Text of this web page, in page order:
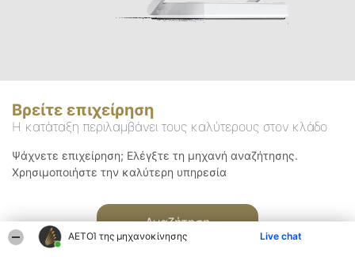
ΑΕΤΟΊ της μηχανοκίνησης Live chat
Βρείτε επιχείρηση
Η κατάταξη περιλαμβάνει τους καλύτερους στον κλάδο
Ψάχνετε επιχείρηση; Ελέγξτε τη μηχανή αναζήτησης.
Χρησιμοποιήστε την καλύτερη υπηρεσία
Αναζήτηση